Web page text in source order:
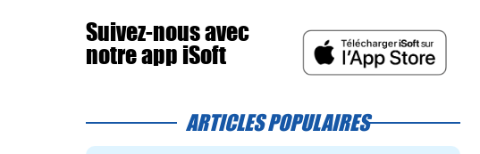
Suivez-nous avec
notre app iSoft
ARTICLES POPULAIRES